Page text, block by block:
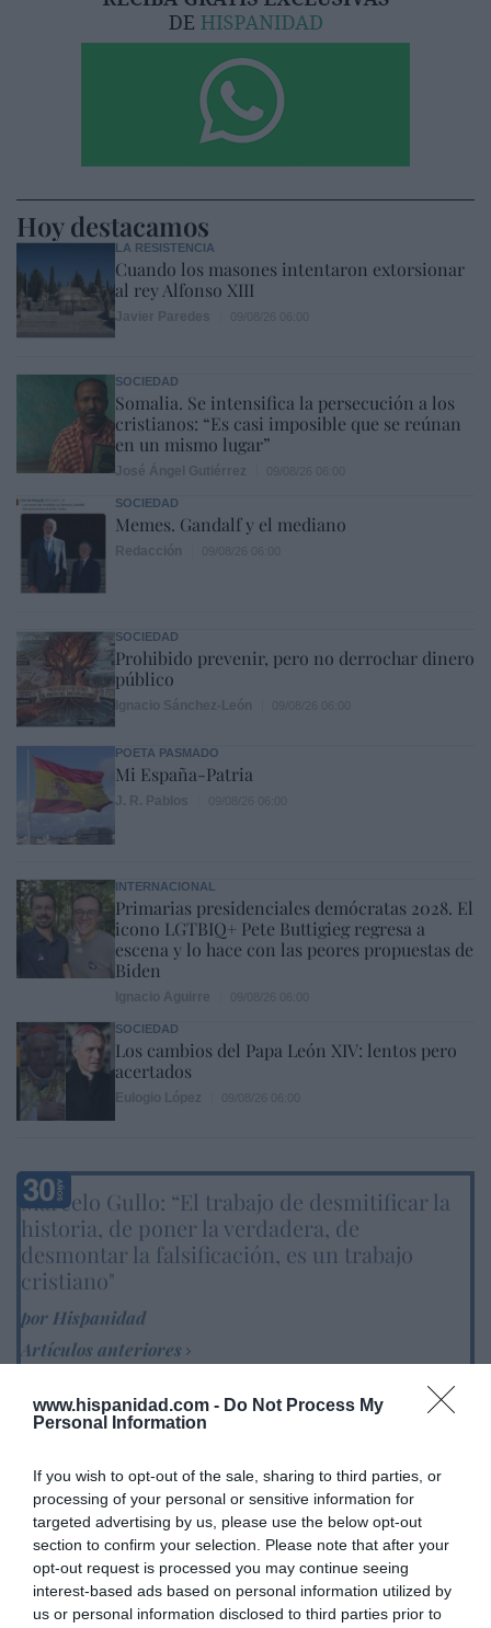
www.hispanidad.com - Do Not Process My
Personal Information
If you wish to opt-out of the sale, sharing to third parties, or
processing of your personal or sensitive information for
targeted advertising by us, please use the below opt-out
section to confirm your selection. Please note that after your
opt-out request is processed you may continue seeing
interest-based ads based on personal information utilized by
us or personal information disclosed to third parties prior to
Hoy destacamos
LA RESISTENCIA
Cuando los masones intentaron extorsionar
al rey Alfonso XIII
SOCIEDAD
Somalia. Se intensifica la persecución a los
cristianos: “Es casi imposible que se reúnan
en un mismo lugar”
SOCIEDAD
Memes. Gandalf y el mediano
SOCIEDAD
Prohibido prevenir, pero no derrochar dinero
público
POETA PASMADO
Mi España-Patria
INTERNACIONAL
Primarias presidenciales demócratas 2028. El
icono LGTBIQ+ Pete Buttigieg regresa a
escena y lo hace con las peores propuestas de
Biden
SOCIEDAD
Los cambios del Papa León XIV: lentos pero
acertados
Marcelo Gullo: “El trabajo de desmitificar la
historia, de poner la verdadera, de
desmontar la falsificación, es un trabajo
cristiano"
por Hispanidad
Artículos anteriores
DIARIO DE LA CORRUPCIÓN SANCHISTA
Oír se manifiesta delante de La Mareta:
“Pedro Sánchez es un criminal”
por Redacción
Artículos anteriores